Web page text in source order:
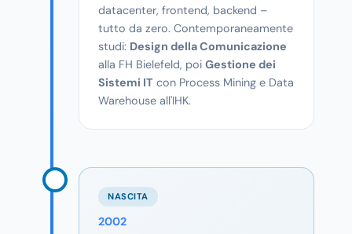
datacenter, frontend, backend –
tutto da zero. Contemporaneamente
studi: Design della Comunicazione
alla FH Bielefeld, poi Gestione dei
Sistemi IT con Process Mining e Data
Warehouse all'IHK.
NASCITA
2002